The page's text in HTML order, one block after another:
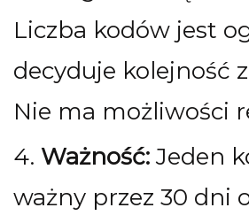
Liczba kodów jest
decyduje kolejność
Nie ma możliwości
4. Ważność: Jeden
ważny przez 30 dni